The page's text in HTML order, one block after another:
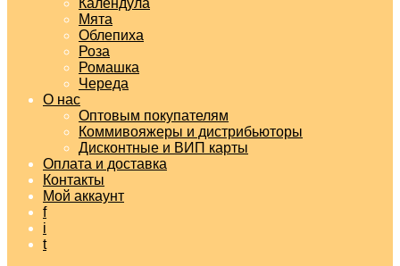
Календула
Мята
Облепиха
Роза
Ромашка
Череда
О нас
Оптовым покупателям
Коммивояжеры и дистрибьюторы
Дисконтные и ВИП карты
Оплата и доставка
Контакты
Мой аккаунт
f
i
t